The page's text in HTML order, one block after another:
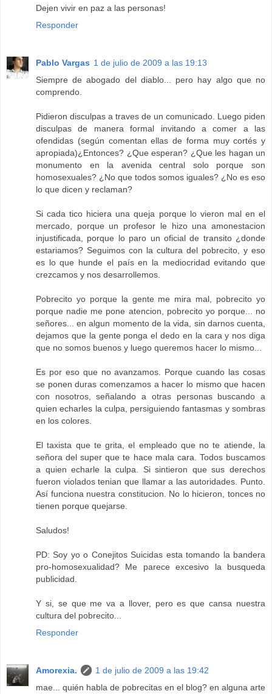
Dejen vivir en paz a las personas!
Responder
Pablo Vargas 1 de julio de 2009 a las 19:13
Siempre de abogado del diablo... pero hay algo que no
comprendo.
Pidieron disculpas a traves de un comunicado. Luego piden
disculpas de manera formal invitando a comer a las
ofendidas (según comentan ellas de forma muy cortés y
apropiada)¿Entonces? ¿Que esperan? ¿Que les hagan un
monumento en la avenida central solo porque son
homosexuales? ¿No que todos somos iguales? ¿No es eso
lo que dicen y reclaman?
Si cada tico hiciera una queja porque lo vieron mal en el
mercado, porque un profesor le hizo una amonestacion
injustificada, porque lo paro un oficial de transito ¿donde
estariamos? Seguimos con la cultura del pobrecito, y eso
es lo que hunde el país en la mediocridad evitando que
crezcamos y nos desarrollemos.
Pobrecito yo porque la gente me mira mal, pobrecito yo
porque nadie me pone atencion, pobrecito yo porque... no
señores... en algun momento de la vida, sin darnos cuenta,
dejamos que la gente ponga el dedo en la cara y nos diga
que no somos buenos y luego queremos hacer lo mismo...
Es por eso que no avanzamos. Porque cuando las cosas
se ponen duras comenzamos a hacer lo mismo que hacen
con nosotros, señalando a otras personas buscando a
quien echarles la culpa, persiguiendo fantasmas y sombras
en los colores.
El taxista que te grita, el empleado que no te atiende, la
señora del super que te hace mala cara. Todos buscamos
a quien echarle la culpa. Si sintieron que sus derechos
fueron violados tenian que llamar a las autoridades. Punto.
Así funciona nuestra constitucion. No lo hicieron, tonces no
tienen porque quejarse.
Saludos!
PD: Soy yo o Conejitos Suicidas esta tomando la bandera
pro-homosexualidad? Me parece excesivo la busqueda
publicidad.
Y si, se que me va a llover, pero es que cansa nuestra
cultura del pobrecito...
Responder
Amorexia.
1 de julio de 2009 a las 19:42
mae... quién habla de pobrecitas en el blog? en alguna arte